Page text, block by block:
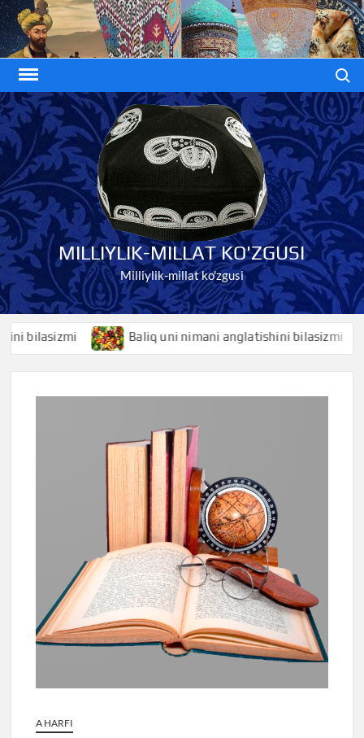
Skip
to
content
MILLIYLIK-MILLAT KO'ZGUSI
Milliylik-millat ko'zgusi
Baliq uni nimani anglatishini bilasizmi
A HARFI